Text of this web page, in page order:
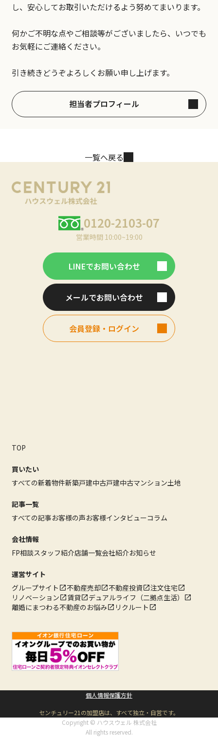
し、安心してお取引いただけるよう努めてまいります。
何かご不明な点やご相談等がございましたら、いつでも
お気軽にご連絡ください。
引き続きどうぞよろしくお願い申し上げます。
担当者プロフィール
一覧へ戻る
0120-2103-07
営業時間 10:00~19:00
LINEでお問い合わせ
メールでお問い合わせ
会員登録・ログイン
TOP
買いたい
すべての新着物件新築戸建中古戸建中古マンション土地
記事一覧
すべての記事お客様の声お客様インタビューコラム
会社情報
FP相談スタッフ紹介店舗一覧会社紹介お知らせ
運営サイト
グループサイト
不動産売却 不動産投資
注文住宅
リノベーション
賃貸
デュアルライフ（二拠点生活）
離婚にまつわる不動産のお悩み
リクルート
個人情報保護方針
センチュリー21の加盟店は、すべて独立・自営です。
Copyright © ハウスウェル 株式会社
All rights reserved.